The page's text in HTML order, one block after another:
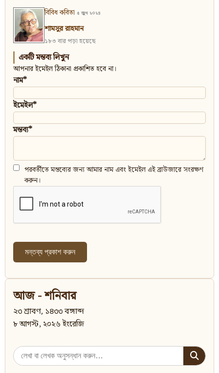
বিবিধ কবিতা ৫ জুন ২০২৪
শামসুর রাহমান
১৮৩ বার পড়া হয়েছে
একটি মন্তব্য লিখুন
আপনার ইমেইল ঠিকানা প্রকাশিত হবে না।
নাম*
ইমেইল*
মন্তব্য*
পরবর্তীতে মন্তব্যের জন্য আমার নাম এবং ইমেইল এই ব্রাউজারে সংরক্ষণ
করুন।
আজ - শনিবার
২৩ শ্রাবণ, ১৪৩৩ বঙ্গাব্দ
৮ আগস্ট, ২০২৬ ইংরেজি
Search
for: